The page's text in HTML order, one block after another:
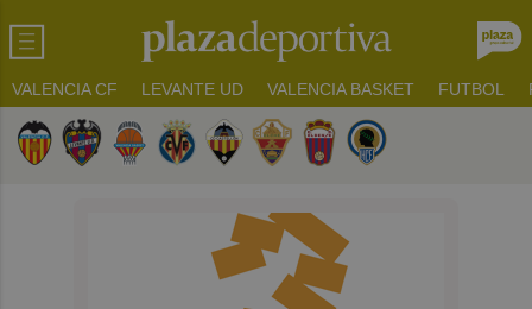
VALENCIA CF LEVANTE UD VALENCIA BASKET FUTBOL